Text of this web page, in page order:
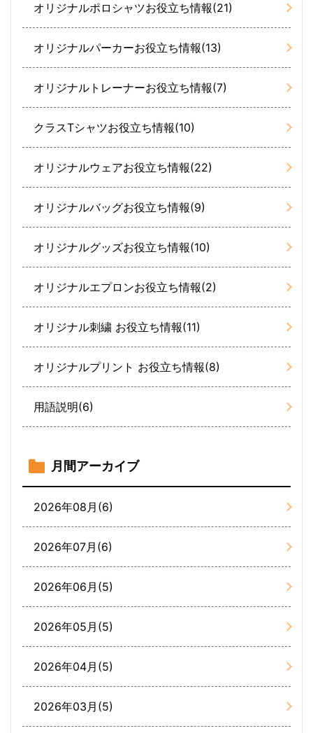
オリジナルポロシャツお役立ち情報(21)
オリジナルパーカーお役立ち情報(13)
オリジナルトレーナーお役立ち情報(7)
クラスTシャツお役立ち情報(10)
オリジナルウェアお役立ち情報(22)
オリジナルバッグお役立ち情報(9)
オリジナルグッズお役立ち情報(10)
オリジナルエプロンお役立ち情報(2)
オリジナル刺繍 お役立ち情報(11)
オリジナルプリント お役立ち情報(8)
用語説明(6)
月間アーカイブ
2026年08月(6)
2026年07月(6)
2026年06月(5)
2026年05月(5)
2026年04月(5)
2026年03月(5)